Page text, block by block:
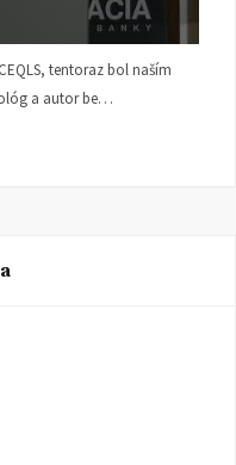
tentoraz bol naším
a autor be…